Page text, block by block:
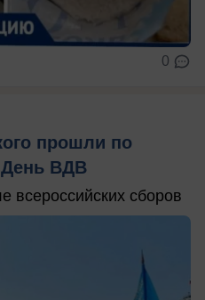
0
прошли по
ВДВ
всероссийских сборов